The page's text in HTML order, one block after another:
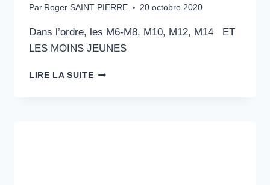
Par Roger SAINT PIERRE 20 octobre 2020
Dans l’ordre, les M6-M8, M10, M12, M14 ET
LES MOINS JEUNES
LIRE LA SUITELES